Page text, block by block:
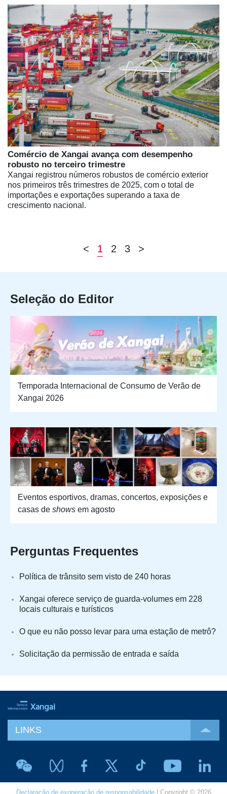
Comércio de Xangai avança com desempenho
robusto no terceiro trimestre
Xangai registrou números robustos de comércio exterior
nos primeiros três trimestres de 2025, com o total de
importações e exportações superando a taxa de
crescimento nacional.
< 1 2 3 >
Seleção do Editor
Temporada Internacional de Consumo de Verão de
Xangai 2026
Eventos esportivos, dramas, concertos, exposições e
casas de shows em agosto
Perguntas Frequentes
Política de trânsito sem visto de 240 horas
Xangai oferece serviço de guarda-volumes em 228
locais culturais e turísticos
O que eu não posso levar para uma estação de metrô?
Solicitação da permissão de entrada e saída
LINKS
Declaração de exoneração de responsabilidade| Copyright © 2026